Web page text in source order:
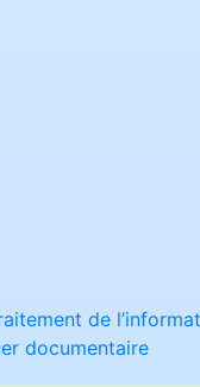
de
documentaire